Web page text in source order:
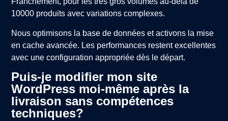
10000 produits avec variations complexes.
Nous optimisons la base de données et activons la mise
en cache avancée. Les performances restent excellentes
avec une configuration appropriée dès le départ.
Puis-je modifier mon site
WordPress moi-même après la
livraison sans compétences
techniques?